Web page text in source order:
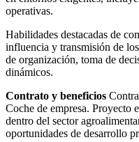
operativas.
Habilidades destacadas de
influencia y transmisión de
de organización, toma de
dinámicos.
Contrato y beneficios
Coche de empresa. Proyecto
dentro del sector
oportunidades de desarrollo